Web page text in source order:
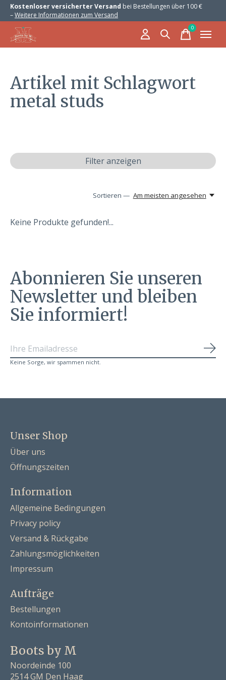
Kostenloser versicherter Versand bei Bestellungen über 100 €
–Weitere Informationen zum Versand
0items
Artikel mit Schlagwort
metal studs
Filter anzeigen
Sortieren — Am meisten angesehen
Keine Produkte gefunden!...
Abonnieren Sie unseren
Newsletter und bleiben
Sie informiert!
Keine Sorge, wir spammen nicht.
Unser Shop
Über uns
Öffnungszeiten
Information
Allgemeine Bedingungen
Privacy policy
Versand & Rückgabe
Zahlungsmöglichkeiten
Impressum
Aufträge
Bestellungen
Kontoinformationen
Boots by M
Noordeinde 100
2514 GM Den Haag